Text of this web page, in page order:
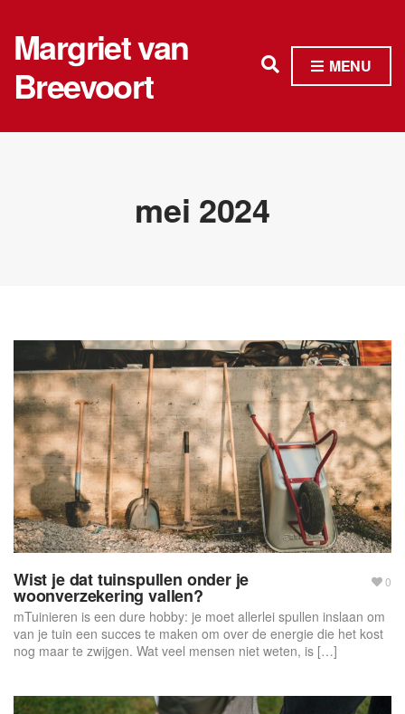
Margriet van
Breevoort
E
c
h
f
o
r
m
MENU
mei 2024
Wist je dat tuinspullen onder je
woonverzekering vallen?
mTuinieren is een dure hobby: je moet allerlei spullen inslaan om
van je tuin een succes te maken om over de energie die het kost
nog maar te zwijgen. Wat veel mensen niet weten, is […]
0